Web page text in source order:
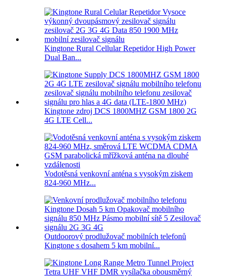
Kingtone Rural Cellular Repetidor High Power
Dual Ban...
Kingtone zdroj DCS 1800MHZ GSM 1800 2G
4G LTE Cell...
Vodotěsná venkovní anténa s vysokým ziskem
824-960 MHz...
Outdoorový prodlužovač mobilních telefonů
Kingtone s dosahem 5 km mobilní...